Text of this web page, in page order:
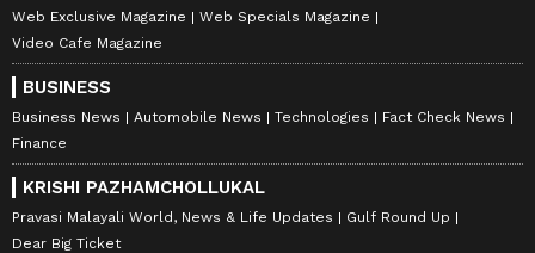
Web Exclusive Magazine
Web Specials Magazine
Video Cafe Magazine
BUSINESS
Business News Automobile News Technologies
Fact Check News
Finance
KRISHI PAZHAMCHOLLUKAL
Pravasi Malayali World, News & Life Updates
Gulf Round Up
Dear Big Ticket